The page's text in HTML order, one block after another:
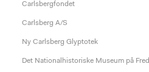
Carlsbergfondet
Carlsberg A/S
Ny Carlsberg Glyptotek
Det Nationalhistoriske Museum på